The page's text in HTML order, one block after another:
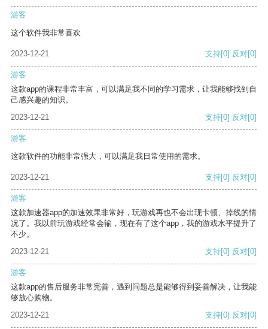
游客
这个软件我非常喜欢
2023-12-21 支持[0] 反对[0]
游客
这款app的课程非常丰富，可以满足我不同的学习需求，让我能够找到自
己感兴趣的知识。
2023-12-21
支持[0] 反对[0]
游客
这款软件的功能非常强大，可以满足我日常使用的需求。
2023-12-21 支持[0] 反对[0]
游客
这款加速器app的加速效果非常好，玩游戏再也不会出现卡顿、掉线的情
况了。我以前玩游戏经常会输，现在有了这个app，我的游戏水平提升了
不少。
2023-12-21
支持[0] 反对[0]
游客
这款app的售后服务非常完善，遇到问题总是能够得到妥善解决，让我能
够放心购物。
2023-12-21
支持[0] 反对[0]